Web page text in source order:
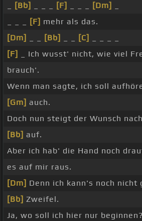
[Bb] [F] [Dm]
[F] mehr als das.
[Dm]
[Bb] [C]
[F]
_ Ich wusst' nicht, wie viel
brauch'.
Wenn man sagte, ich soll
[Gm] auch.
Doch nun steigt der Wunsch
[Bb] auf.
Aber ich hab' die Hand noch
es auf mir raus.
[Dm] Denn ich kann's noch nicht
[Bb] Zweifel.
Ja, wo soll ich hier nur beginnen?